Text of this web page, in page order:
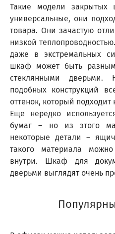
Такие модели закрытых
универсальные, они
товара. Они зачастую
низкой
даже в экстремальных
шкаф может быть
стеклянными
подобных конструкций
оттенок, который
Еще нередко
бумаг – но из этого
некоторые детали –
такого материала
внутри. Шкаф для
дверьми выглядят очень